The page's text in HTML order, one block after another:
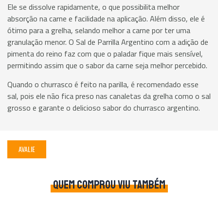
Ele se dissolve rapidamente, o que possibilita melhor
absorção na carne e facilidade na aplicação. Além disso, ele é
ótimo para a grelha, selando melhor a carne por ter uma
granulação menor. O Sal de Parrilla Argentino com a adição de
pimenta do reino faz com que o paladar fique mais sensível,
permitindo assim que o sabor da carne seja melhor percebido.
Quando o churrasco é feito na parilla, é recomendado esse
sal, pois ele não fica preso nas canaletas da grelha como o sal
grosso e garante o delicioso sabor do churrasco argentino.
AVALIE
QUEM COMPROU VIU TAMBÉM